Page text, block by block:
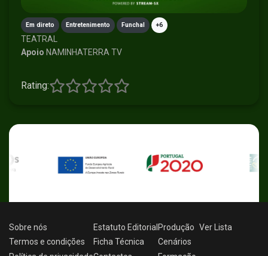
Em direto Entretenimento Funchal +6
TEATRAL
Apoio NAMINHATERRA TV
Rating:
Sobre nós
Termos e condições
Estatuto Editorial
Ficha Técnica
Produção
Cenários
Ver Lista